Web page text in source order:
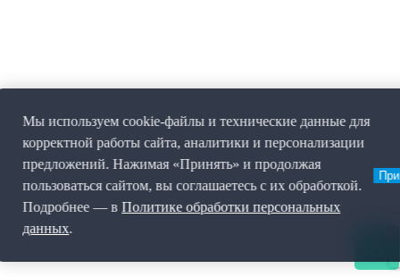
Мы используем cookie-файлы и технические данные для
корректной работы сайта, аналитики и персонализации
предложений. Нажимая «Принять» и продолжая
пользоваться сайтом, вы соглашаетесь с их обработкой.
Подробнее — вПолитике обработки персональных
данных.